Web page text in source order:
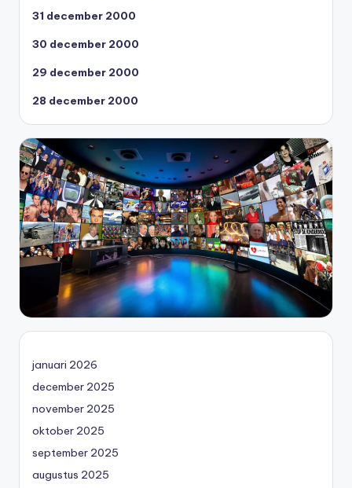
31 december 2000
30 december 2000
29 december 2000
28 december 2000
januari 2026
december 2025
november 2025
oktober 2025
september 2025
augustus 2025